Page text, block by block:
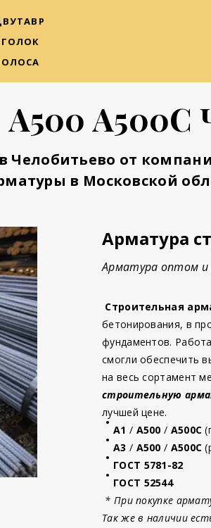
А500С
Челобитьево от
в Московской
Арматура
Арматура оптом и
Строительная
бетонирования, в
фундаментов.
смогли обеспечить
на весь сортамент
строительную
лучшей цене.
А1 / А500 / А500С
А3 / А500 / А500С
ГОСТ 5781-82
ГОСТ 52544
* При покупке
Так же в наличии